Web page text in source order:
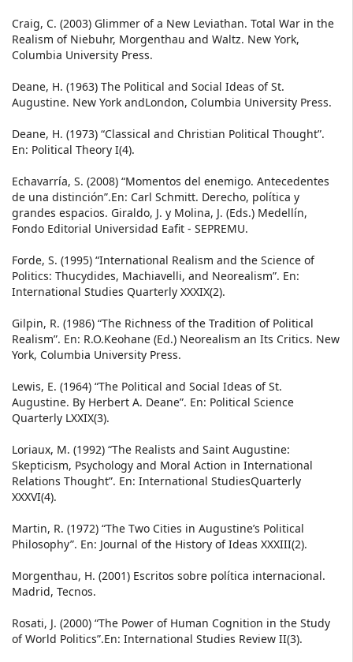
Craig, C. (2003) Glimmer of a New Leviathan. Total War in the
Realism of Niebuhr, Morgenthau and Waltz. New York,
Columbia University Press.
Deane, H. (1963) The Political and Social Ideas of St.
Augustine. New York andLondon, Columbia University Press.
Deane, H. (1973) “Classical and Christian Political Thought”.
En: Political Theory I(4).
Echavarría, S. (2008) “Momentos del enemigo. Antecedentes
de una distinción”.En: Carl Schmitt. Derecho, política y
grandes espacios. Giraldo, J. y Molina, J. (Eds.) Medellín,
Fondo Editorial Universidad Eafit - SEPREMU.
Forde, S. (1995) “International Realism and the Science of
Politics: Thucydides, Machiavelli, and Neorealism”. En:
International Studies Quarterly XXXIX(2).
Gilpin, R. (1986) “The Richness of the Tradition of Political
Realism”. En: R.O.Keohane (Ed.) Neorealism an Its Critics. New
York, Columbia University Press.
Lewis, E. (1964) “The Political and Social Ideas of St.
Augustine. By Herbert A. Deane”. En: Political Science
Quarterly LXXIX(3).
Loriaux, M. (1992) “The Realists and Saint Augustine:
Skepticism, Psychology and Moral Action in International
Relations Thought”. En: International StudiesQuarterly
XXXVI(4).
Martin, R. (1972) “The Two Cities in Augustine’s Political
Philosophy”. En: Journal of the History of Ideas XXXIII(2).
Morgenthau, H. (2001) Escritos sobre política internacional.
Madrid, Tecnos.
Rosati, J. (2000) “The Power of Human Cognition in the Study
of World Politics”.En: International Studies Review II(3).